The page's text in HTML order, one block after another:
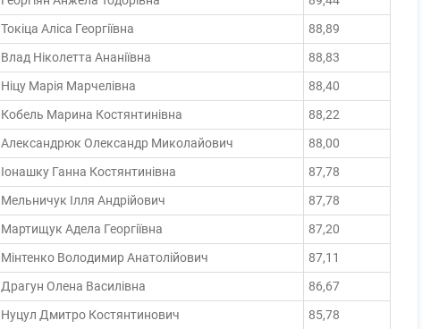
Токіца Аліса Георгіївна
88,89
Влад Ніколеттa Ананіївна
88,83
Ніцу Марія Марчелівна
88,40
Кобель Марина Костянтинівна
88,22
Александрюк Олександр Миколайович
88,00
Іонашку Ганна Костянтинівна
87,78
Мельничук Ілля Андрійович
87,78
Мартищук Адела Георгіївна
87,20
Мінтенко Володимир Анатолійович
87,11
Драгун Олена Василівна
86,67
Нуцул Дмитро Костянтинович
85,78